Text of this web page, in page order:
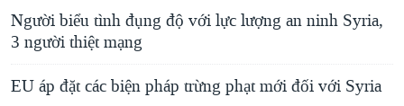
Người biểu tình đụng độ với lực lượng an ninh Syria,
3 người thiệt mạng
EU áp đặt các biện pháp trừng phạt mới đối với Syria